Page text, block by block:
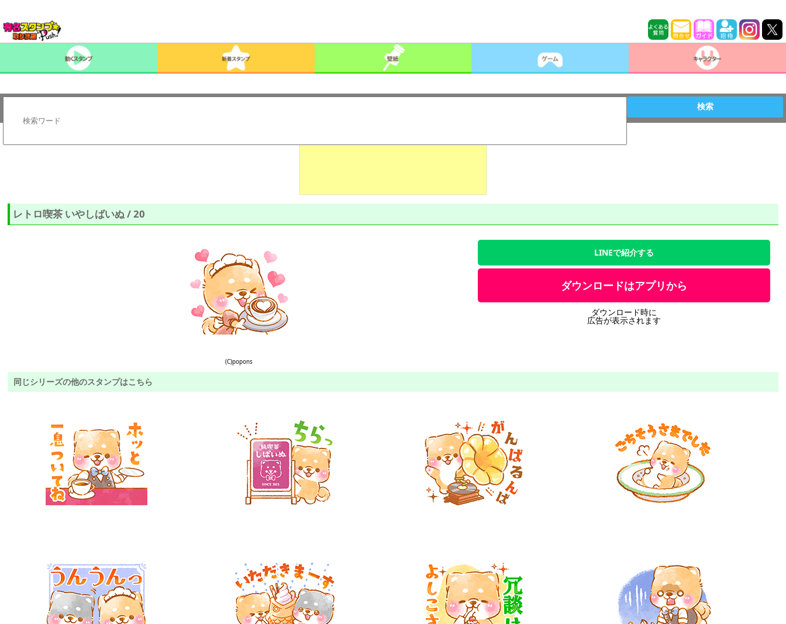
検索
レトロ喫茶 いやしばいぬ / 20
(C)popons
LINEで紹介する
ダウンロードはアプリから
ダウンロード時に
広告が表示されます
同じシリーズの他のスタンプはこちら